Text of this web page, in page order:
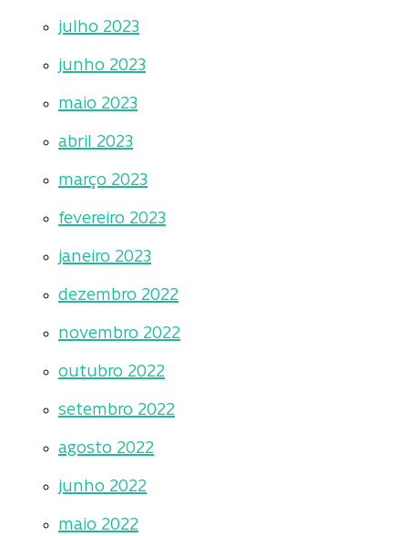
julho 2023
junho 2023
maio 2023
abril 2023
março 2023
fevereiro 2023
janeiro 2023
dezembro 2022
novembro 2022
outubro 2022
setembro 2022
agosto 2022
junho 2022
maio 2022